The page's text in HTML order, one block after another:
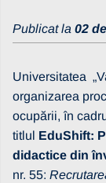
Publicat la 02
Universitatea
organizarea
ocupării, în
titlul EduShift:
didactice din
nr. 55: